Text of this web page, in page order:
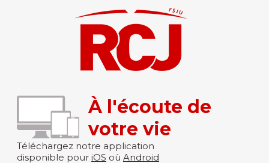
À l'écoute de
votre vie
Téléchargez notre application
disponible pour iOS où Android